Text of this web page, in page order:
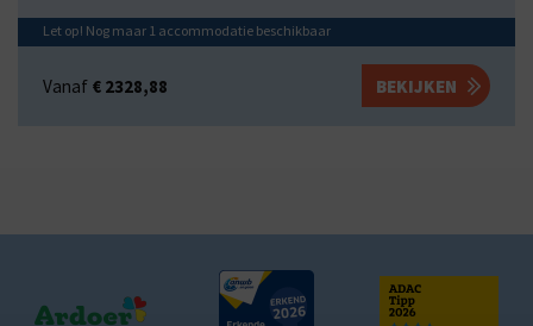
Let op! Nog maar 1 accommodatie beschikbaar
Vanaf € 2328,88 BEKIJKEN